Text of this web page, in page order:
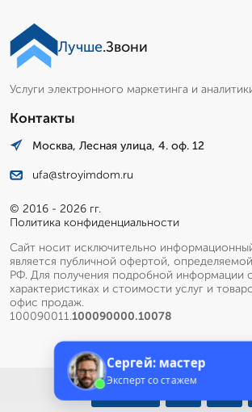
Лучше.Звони
Услуги электронного маркетинга и
Контакты
Москва, Лесная улица, 4. оф. 12
ufa@stroyimdom.ru
© 2016 - 2026 гг.
Политика конфиденциальности
Сайт носит исключительно
является публичной офертой,
РФ. Для получения подробной информации
характеристиках и стоимости услуг и
офис продаж.
100090011.100090000.10078
Меню
Сергей: мастер
Эксперт со стажем